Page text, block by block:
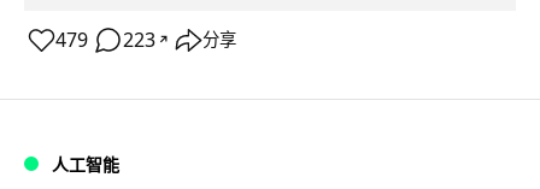
479 223 ↗ 分享
人工智能